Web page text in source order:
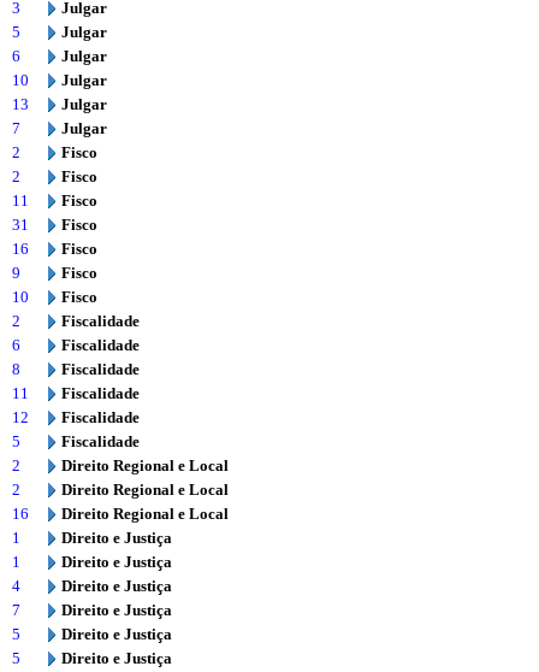
3
Julgar
5
Julgar
6
Julgar
10
Julgar
13
Julgar
7
Julgar
2
Fisco
2
Fisco
11
Fisco
31
Fisco
16
Fisco
9
Fisco
10
Fisco
2
Fiscalidade
6
Fiscalidade
8
Fiscalidade
11
Fiscalidade
12
Fiscalidade
5
Fiscalidade
2
Direito Regional e Local
2
Direito Regional e Local
16
Direito Regional e Local
1
Direito e Justiça
1
Direito e Justiça
4
Direito e Justiça
7
Direito e Justiça
5
Direito e Justiça
5
Direito e Justiça